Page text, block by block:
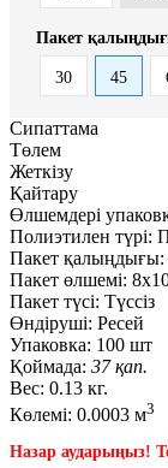
Пакет
30 45
Сипаттама
Төлем
Жеткізу
Қайтару
Өлшемдері
Полиэтилен түрі:
Пакет қалыңдығы:
Пакет өлшемі:
Пакет түсі: Түссіз
Өндіруші: Ресей
Упаковка: 100 шт
Қоймада: 37 қап.
Вес: 0.13 кг.
Көлемі: 0.0003 м3
Назар аударыңыз!